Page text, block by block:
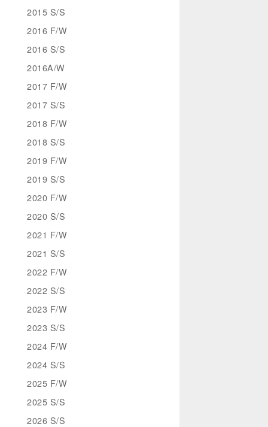
2015 S/S
2016 F/W
2016 S/S
2016A/W
2017 F/W
2017 S/S
2018 F/W
2018 S/S
2019 F/W
2019 S/S
2020 F/W
2020 S/S
2021 F/W
2021 S/S
2022 F/W
2022 S/S
2023 F/W
2023 S/S
2024 F/W
2024 S/S
2025 F/W
2025 S/S
2026 S/S